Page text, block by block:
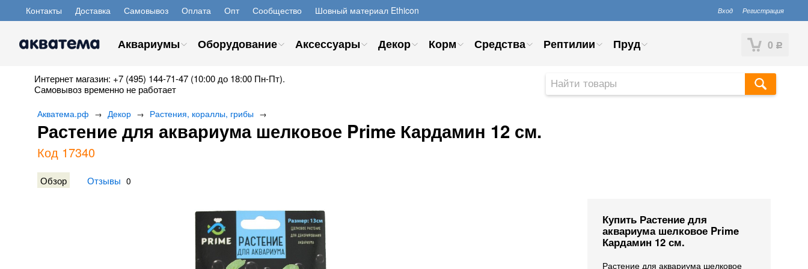
Контакты Доставка Самовывоз Оплата Опт Сообщество Шовный материал Ethicon Вход Регистрация
0 Р
Аквариумы Оборудование Аксессуары Декор Корм Средства Рептилии Пруд
Интернет магазин: +7 (495) 144-71-47 (10:00 до 18:00 Пн-Пт).
Самовывоз временно не работает
Акватема.рф → Декор → Растения, кораллы, грибы →
Растение для аквариума шелковое Prime Кардамин 12 см.
Код 17340
Обзор Отзывы 0
Купить Растение для
аквариума шелковое Prime
Кардамин 12 см.
Растение для аквариума шелковое